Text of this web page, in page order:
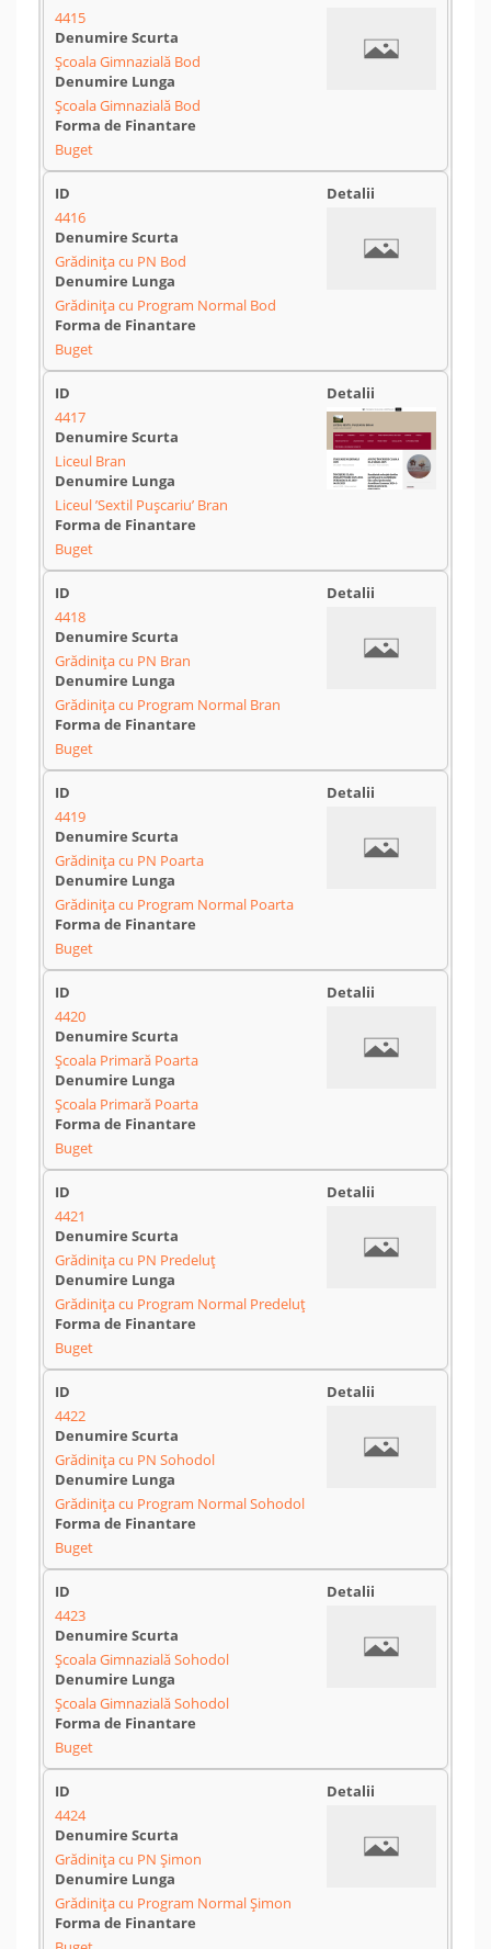
4415
Școala Gimnazială Bod
Școala Gimnazială Bod
Buget
4416
Grădinița cu PN Bod
Grădinița cu Program Normal Bod
Buget
4417
Liceul Bran
Liceul ’Sextil Pușcariu’ Bran
Buget
4418
Grădinița cu PN Bran
Grădinița cu Program Normal Bran
Buget
4419
Grădinița cu PN Poarta
Grădinița cu Program Normal Poarta
Buget
4420
Școala Primară Poarta
Școala Primară Poarta
Buget
4421
Grădinița cu PN Predeluț
Grădinița cu Program Normal Predeluț
Buget
4422
Grădinița cu PN Sohodol
Grădinița cu Program Normal Sohodol
Buget
4423
Școala Gimnazială Sohodol
Școala Gimnazială Sohodol
Buget
4424
Grădinița cu PN Șimon
Grădinița cu Program Normal Șimon